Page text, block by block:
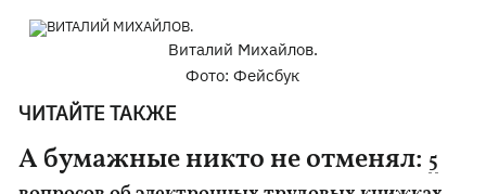
Виталий Михайлов.
Фото: Фейсбук
ЧИТАЙТЕ ТАКЖЕ
А бумажные никто не отменял: 5